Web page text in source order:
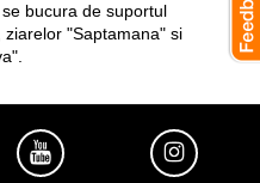
bucura de suportul
ziarelor "Saptamana" si